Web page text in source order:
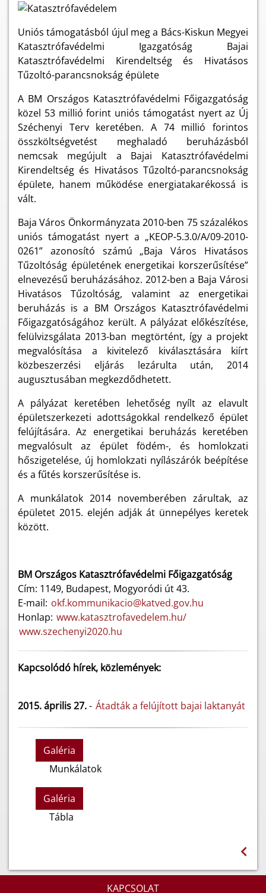
Uniós támogatásból újul meg a Bács-Kiskun Megyei
Katasztrófavédelmi Igazgatóság Bajai
Katasztrófavédelmi Kirendeltség és Hivatásos
Tűzoltó-parancsnokság épülete
A BM Országos Katasztrófavédelmi Főigazgatóság
közel 53 millió forint uniós támogatást nyert az Új
Széchenyi Terv keretében. A 74 millió forintos
összköltségvetést meghaladó beruházásból
nemcsak megújult a Bajai Katasztrófavédelmi
Kirendeltség és Hivatásos Tűzoltó-parancsnokság
épülete, hanem működése energiatakarékossá is
vált.
Baja Város Önkormányzata 2010-ben 75 százalékos
uniós támogatást nyert a „KEOP-5.3.0/A/09-2010-
0261” azonosító számú „Baja Város Hivatásos
Tűzoltóság épületének energetikai korszerűsítése”
elnevezésű beruházásához. 2012-ben a Baja Városi
Hivatásos Tűzoltóság, valamint az energetikai
beruházás is a BM Országos Katasztrófavédelmi
Főigazgatóságához került. A pályázat előkészítése,
felülvizsgálata 2013-ban megtörtént, így a projekt
megvalósítása a kivitelező kiválasztására kiírt
közbeszerzési eljárás lezárulta után, 2014
augusztusában megkezdődhetett.
A pályázat keretében lehetőség nyílt az elavult
épületszerkezeti adottságokkal rendelkező épület
felújítására. Az energetikai beruházás keretében
megvalósult az épület födém-, és homlokzati
hőszigetelése, új homlokzati nyílászárók beépítése
és a fűtés korszerűsítése is.
A munkálatok 2014 novemberében zárultak, az
épületet 2015. elején adják át ünnepélyes keretek
között.
BM Országos Katasztrófavédelmi Főigazgatóság
Cím: 1149, Budapest, Mogyoródi út 43.
E-mail: okf.kommunikacio@katved.gov.hu
Honlap: www.katasztrofavedelem.hu/
www.szechenyi2020.hu
Kapcsolódó hírek, közlemények:
2015. április 27.- Átadták a felújított bajai laktanyát
Galéria
Munkálatok
Galéria
Tábla
KAPCSOLAT